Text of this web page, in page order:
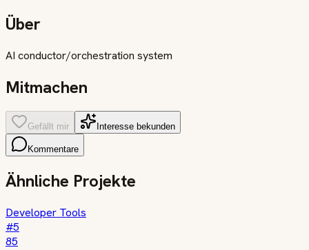
Über
AI conductor/orchestration system
Mitmachen
Gefällt mir Interesse bekunden
Kommentare
Ähnliche Projekte
Developer Tools
#5
85